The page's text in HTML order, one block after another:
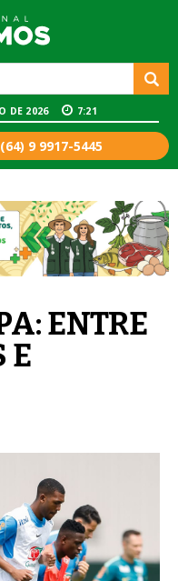
DE 2026 7:21
9 9917-5445
ENTRE
E